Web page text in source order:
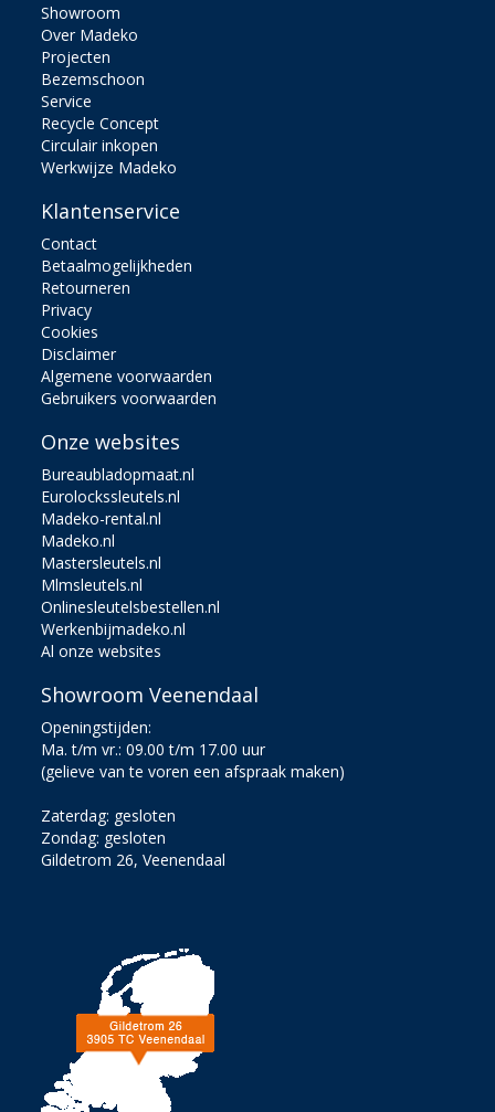
Showroom
Over Madeko
Projecten
Bezemschoon
Service
Recycle Concept
Circulair inkopen
Werkwijze Madeko
Klantenservice
Contact
Betaalmogelijkheden
Retourneren
Privacy
Cookies
Disclaimer
Algemene voorwaarden
Gebruikers voorwaarden
Onze websites
Bureaubladopmaat.nl
Eurolockssleutels.nl
Madeko-rental.nl
Madeko.nl
Mastersleutels.nl
Mlmsleutels.nl
Onlinesleutelsbestellen.nl
Werkenbijmadeko.nl
Al onze websites
Showroom Veenendaal
Openingstijden:
Ma. t/m vr.: 09.00 t/m 17.00 uur
(gelieve van te voren een afspraak maken)
Zaterdag: gesloten
Zondag: gesloten
Gildetrom 26, Veenendaal